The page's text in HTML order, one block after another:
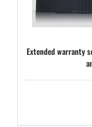
Extended warranty